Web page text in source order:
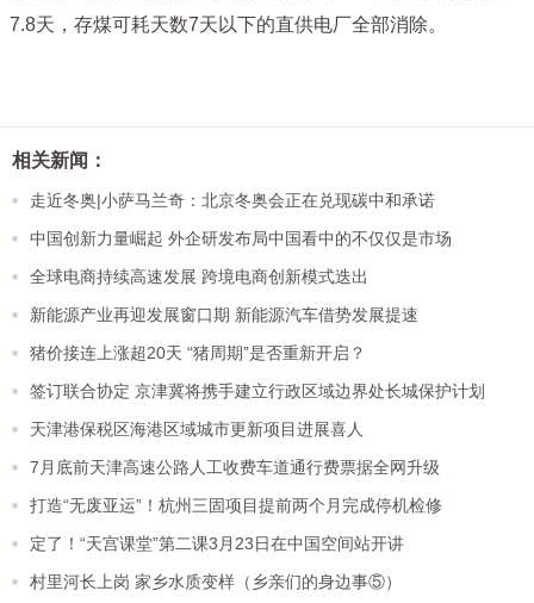
7.8天，存煤可耗天数7天以下的直供电厂全部消除。
相关新闻：
走近冬奥|小萨马兰奇：北京冬奥会正在兑现碳中和承诺
中国创新力量崛起 外企研发布局中国看中的不仅仅是市场
全球电商持续高速发展 跨境电商创新模式迭出
新能源产业再迎发展窗口期 新能源汽车借势发展提速
猪价接连上涨超20天 “猪周期”是否重新开启？
签订联合协定 京津冀将携手建立行政区域边界处长城保护计划
天津港保税区海港区域城市更新项目进展喜人
7月底前天津高速公路人工收费车道通行费票据全网升级
打造“无废亚运”！杭州三固项目提前两个月完成停机检修
定了！“天宫课堂”第二课3月23日在中国空间站开讲
村里河长上岗 家乡水质变样（乡亲们的身边事⑤）